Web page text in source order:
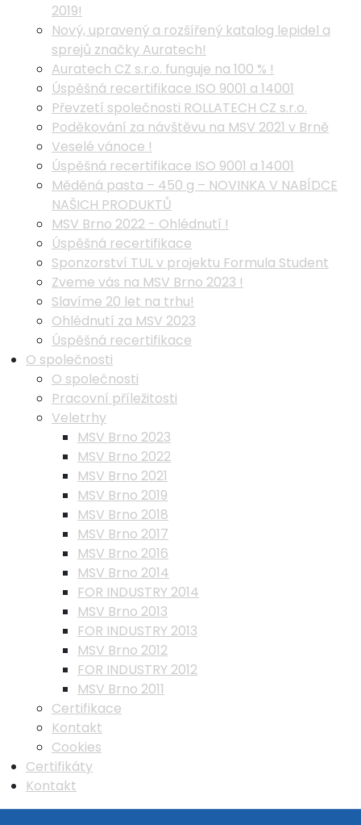
2019!
Nový, upravený a rozšířený katalog lepidel a
sprejů značky Auratech!
Auratech CZ s.r.o. funguje na 100 % !
Úspěšná recertifikace ISO 9001 a 14001
Převzetí společnosti ROLLATECH CZ s.r.o.
Poděkování za návštěvu na MSV 2021 v Brně
Veselé vánoce !
Úspěšná recertifikace ISO 9001 a 14001
Měděná pasta – 450 g – NOVINKA V NABÍDCE
NAŠICH PRODUKTŮ
MSV Brno 2022 - Ohlédnutí !
Úspěšná recertifikace
Sponzorství TUL v projektu Formula Student
Zveme vás na MSV Brno 2023 !
Slavíme 20 let na trhu!
Ohlédnutí za MSV 2023
Úspěšná recertifikace
O společnosti
O společnosti
Pracovní příležitosti
Veletrhy
MSV Brno 2023
MSV Brno 2022
MSV Brno 2021
MSV Brno 2019
MSV Brno 2018
MSV Brno 2017
MSV Brno 2016
MSV Brno 2014
FOR INDUSTRY 2014
MSV Brno 2013
FOR INDUSTRY 2013
MSV Brno 2012
FOR INDUSTRY 2012
MSV Brno 2011
Certifikace
Kontakt
Cookies
Certifikáty
Kontakt